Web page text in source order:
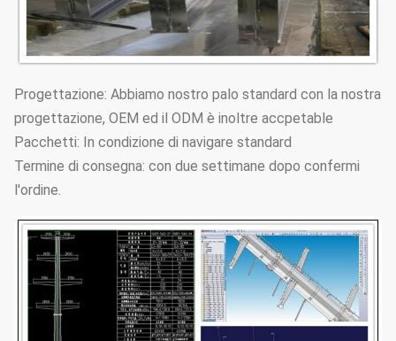
Progettazione: Abbiamo nostro palo standard con la nostra
progettazione, OEM ed il ODM è inoltre accpetable
Pacchetti: In condizione di navigare standard
Termine di consegna: con due settimane dopo confermi
l'ordine.